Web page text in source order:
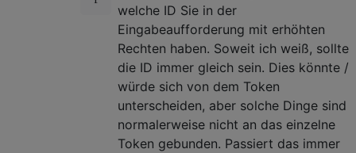
welche ID Sie in der
Eingabeaufforderung mit erhöhten
Rechten haben. Soweit ich weiß, sollte
die ID immer gleich sein. Dies könnte /
würde sich von dem Token
unterscheiden, aber solche Dinge sind
normalerweise nicht an das einzelne
Token gebunden. Passiert das immer